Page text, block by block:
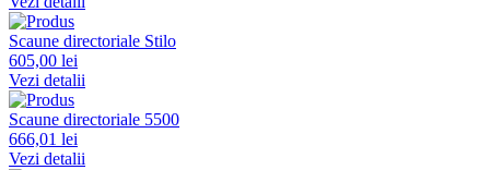
Scaune directoriale Stilo
605,00 lei
Vezi detalii
Scaune directoriale 5500
666,01 lei
Vezi detalii